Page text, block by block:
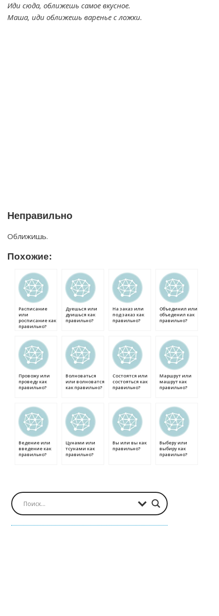
Иди сюда, оближешь самое вкусное.
Маша, иди оближешь варенье с ложки.
Неправильно
Оближишь.
Похожие:
Расписание
или
росписание как
правильно?
Дуешься или
дуишься как
правильно?
На заказ или
под заказ как
правильно?
Объединил или
объеденил как
правильно?
Провожу или
проведу как
правильно?
Волноваться
или волноватся
как правильно?
Состоятся или
состояться как
правильно?
Маршрут или
машрут как
правильно?
Ведение или
введение как
правильно?
Цунами или
тсунами как
правильно?
Вы или вы как
правильно?
Выберу или
выбиру как
правильно?